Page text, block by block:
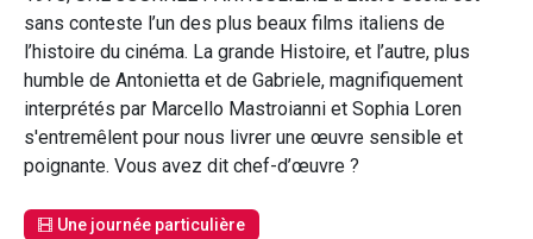
sans conteste l’un des plus beaux films italiens de
l’histoire du cinéma. La grande Histoire, et l’autre, plus
humble de Antonietta et de Gabriele, magnifiquement
interprétés par Marcello Mastroianni et Sophia Loren
s'entremêlent pour nous livrer une œuvre sensible et
poignante. Vous avez dit chef-d’œuvre ?
Une journée particulière